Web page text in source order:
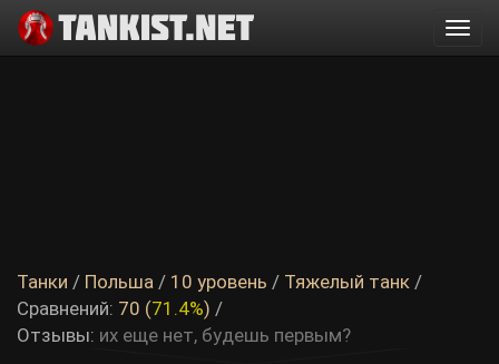
Танки / Польша / 10 уровень / Тяжелый танк /
Сравнений: 70 (71.4%) /
Отзывы: их еще нет, будешь первым?